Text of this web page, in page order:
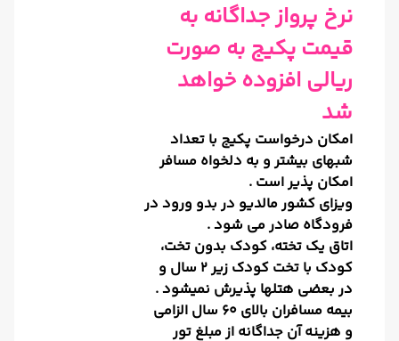
نرخ پرواز جداگانه به
قیمت پکیج به صورت
ریالی افزوده خواهد
شد
امکان درخواست پکیج با تعداد
شبهای بیشتر و به دلخواه مسافر
امکان پذیر است .
ویزای کشور مالدیو در بدو ورود در
فرودگاه صادر می شود .
اتاق یک تخته، کودک بدون تخت،
کودک با تخت کودک زیر 2 سال و
در بعضی هتلها پذیرش نمیشود .
بیمه مسافران بالای 60 سال الزامی
و هزینه آن جداگانه از مبلغ تور